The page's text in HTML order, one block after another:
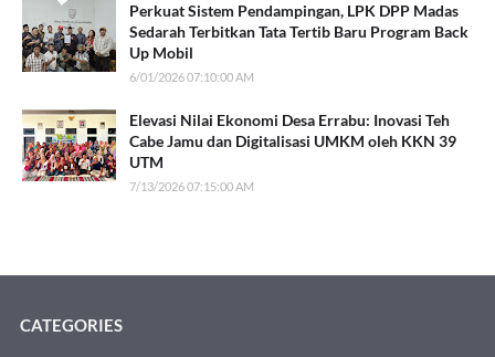
Perkuat Sistem Pendampingan, LPK DPP Madas
Sedarah Terbitkan Tata Tertib Baru Program Back
Up Mobil
6/01/2026 07:10:00 AM
Elevasi Nilai Ekonomi Desa Errabu: Inovasi Teh
Cabe Jamu dan Digitalisasi UMKM oleh KKN 39
UTM
7/13/2026 07:15:00 AM
CATEGORIES